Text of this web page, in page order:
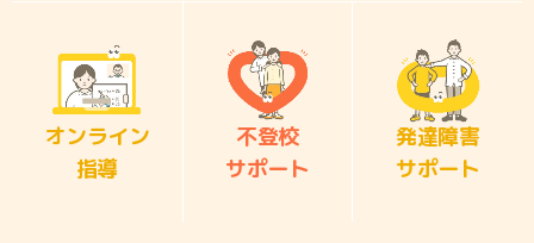
オンライン
指導
不登校
サポート
発達障害
サポート